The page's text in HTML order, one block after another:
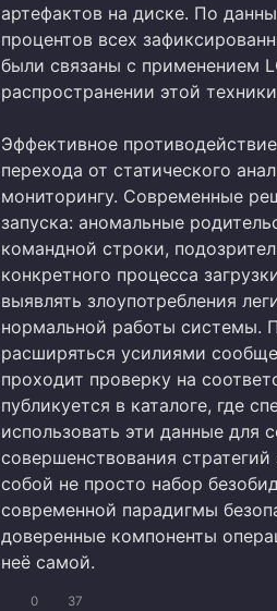
артефактов на диске. По
процентов всех
были связаны с применением
распространении этой
Эффективное
перехода от статического
мониторингу. Современные
запуска: аномальные
командной строки,
конкретного процесса
выявлять злоупотребления
нормальной работы системы.
расширяться усилиями
проходит проверку на
публикуется в каталоге, где
использовать эти данные для
совершенствования
собой не просто набор
современной парадигмы
доверенные компоненты
неё самой.
0 37